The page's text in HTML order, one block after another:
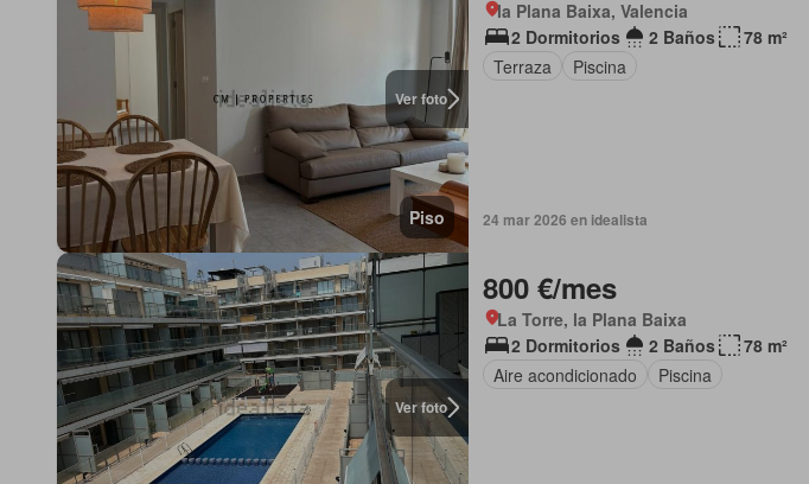
Ver foto
Piso
la Plana Baixa, Valencia
2 Dormitorios
2 Baños
78 m²
Terraza
Piscina
24 mar 2026 en idealista
Ver foto
800 €/mes
La Torre, la Plana Baixa
2 Dormitorios
2 Baños
78 m²
Aire acondicionado
Piscina